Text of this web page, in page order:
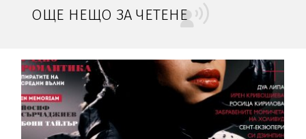
ОЩЕ НЕЩО ЗА ЧЕТЕНЕ